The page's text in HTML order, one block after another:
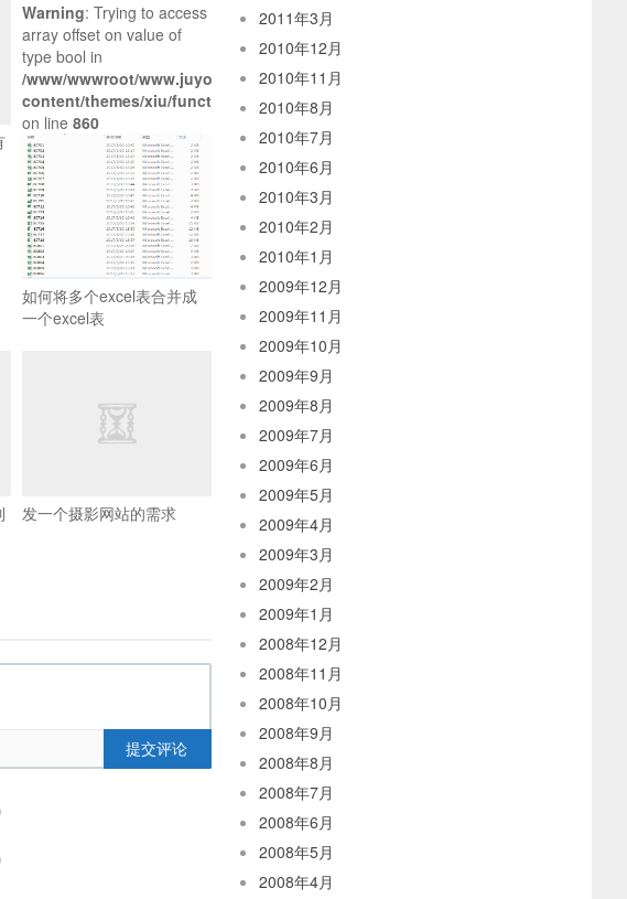
Warning: Trying to access
array offset on value of
type bool in
/www/wwwroot/www.juyo.org/wp-
content/themes/xiu/functions.xiu.php
on line 860
如何将多个excel表合并成
一个excel表
发一个摄影网站的需求
提交评论
2011年3月
2010年12月
2010年11月
2010年8月
2010年7月
2010年6月
2010年3月
2010年2月
2010年1月
2009年12月
2009年11月
2009年10月
2009年9月
2009年8月
2009年7月
2009年6月
2009年5月
2009年4月
2009年3月
2009年2月
2009年1月
2008年12月
2008年11月
2008年10月
2008年9月
2008年8月
2008年7月
2008年6月
2008年5月
2008年4月